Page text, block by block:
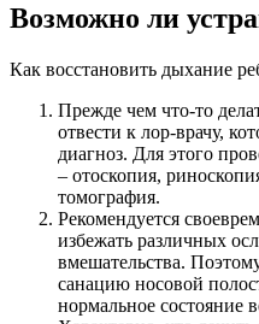
Возможно ли
Как восстановить дыхание
Прежде чем что-то
отвести к лор-врачу,
диагноз. Для этого
– отоскопия,
томография.
Рекомендуется
избежать различных
вмешательства.
санацию носовой
нормальное состояние